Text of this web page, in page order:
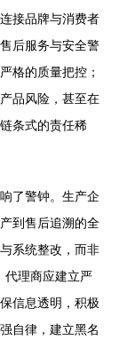
接品牌与消费者
后服务与安全警
格的质量把控；
品风险，甚至在
条式的责任稀
了警钟。生产企
到售后追溯的全
系统整改，而非
代理商应建立严
信息透明，积极
自律，建立黑名